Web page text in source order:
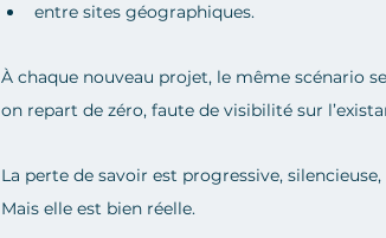
entre sites géographiques.
À chaque nouveau projet, le même scénario
on repart de zéro, faute de visibilité sur
La perte de savoir est progressive,
Mais elle est bien réelle.